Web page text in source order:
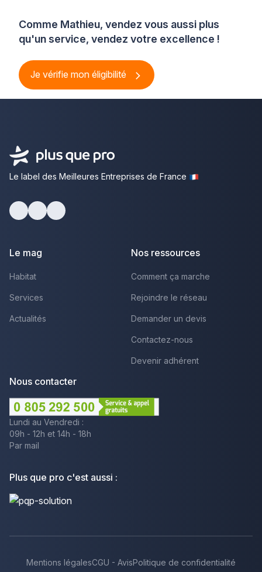
Comme Mathieu, vendez vous aussi plus
qu'un service, vendez votre excellence !
Je vérifie mon éligibilité
Le label des Meilleures Entreprises de France
Le mag
Habitat
Services
Actualités
Nos ressources
Comment ça marche
Rejoindre le réseau
Demander un devis
Contactez-nous
Devenir adhérent
Nous contacter
Lundi au Vendredi :
09h - 12h et 14h - 18h
Par mail
Plus que pro c'est aussi :
Mentions légalesCGU - AvisPolitique de confidentialité